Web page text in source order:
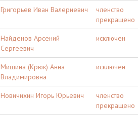
Григорьев Иван Валериевич
членство
прекращено
Найденов Арсений
Сергеевич
исключен
Мишина (Крюк) Анна
Владимировна
исключен
Новичихин Игорь Юрьевич
членство
прекращено